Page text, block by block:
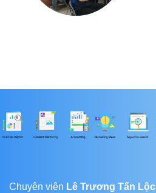
Chuyên viên Lê Trương Tấn Lộc